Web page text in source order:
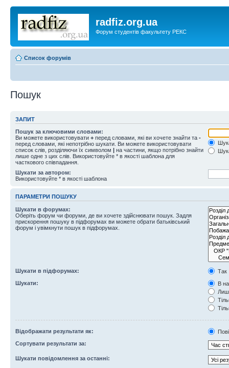
radfiz.org.ua
Форум студентів факультету РЕКС
Список форумів
Пошук
ЗАПИТ
Пошук за ключовими словами:
Ви можете використовувати + перед словами, які ви хочете знайти та -
перед словами, які непотрібно шукати. Ви можете використовувати
список слів, розділяючи їх символом | на частини, якщо потрібно знайти
лише одне з цих слів. Використовуйте * в якості шаблона для
часткового співпадання.
Шукати за автором:
Використовуйте * в якості шаблона
ПАРАМЕТРИ ПОШУКУ
Шукати в форумах:
Оберіть форум чи форуми, де ви хочете здійснювати пошук. Задля
прискорення пошуку в підфорумах ви можете обрати батьківський
форум і увімкнути пошук в підфорумах.
Шукати в підфорумах:
Так
Шукати:
В
Відображати результати як:
Сортувати результати за:
Шукати повідомлення за останні: